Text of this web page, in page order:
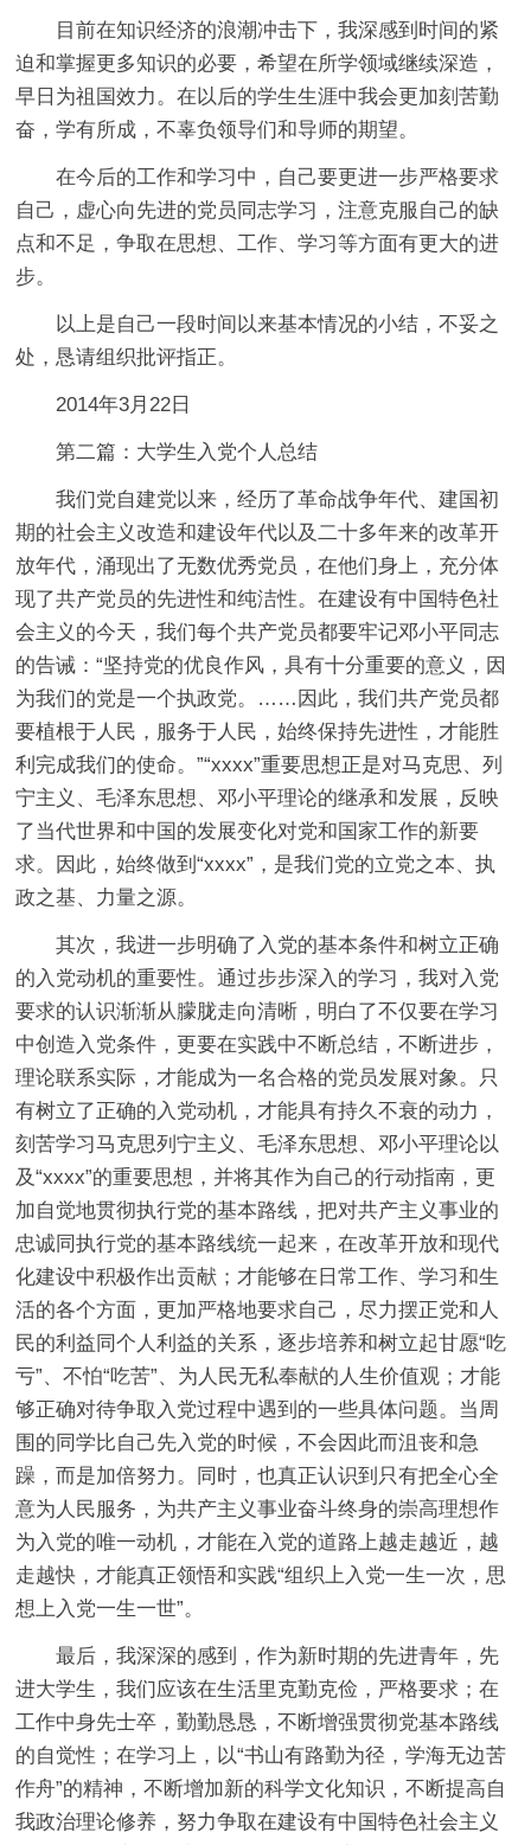
目前在知识经济的浪潮冲击下，我深感到时间的紧
迫和掌握更多知识的必要，希望在所学领域继续深造，
早日为祖国效力。在以后的学生生涯中我会更加刻苦勤
奋，学有所成，不辜负领导们和导师的期望。
在今后的工作和学习中，自己要更进一步严格要求
自己，虚心向先进的党员同志学习，注意克服自己的缺
点和不足，争取在思想、工作、学习等方面有更大的进
步。
以上是自己一段时间以来基本情况的小结，不妥之
处，恳请组织批评指正。
2014年3月22日
第二篇：大学生入党个人总结
我们党自建党以来，经历了革命战争年代、建国初
期的社会主义改造和建设年代以及二十多年来的改革开
放年代，涌现出了无数优秀党员，在他们身上，充分体
现了共产党员的先进性和纯洁性。在建设有中国特色社
会主义的今天，我们每个共产党员都要牢记邓小平同志
的告诫：“坚持党的优良作风，具有十分重要的意义，因
为我们的党是一个执政党。……因此，我们共产党员都
要植根于人民，服务于人民，始终保持先进性，才能胜
利完成我们的使命。”“xxxx”重要思想正是对马克思、列
宁主义、毛泽东思想、邓小平理论的继承和发展，反映
了当代世界和中国的发展变化对党和国家工作的新要
求。因此，始终做到“xxxx”，是我们党的立党之本、执
政之基、力量之源。
其次，我进一步明确了入党的基本条件和树立正确
的入党动机的重要性。通过步步深入的学习，我对入党
要求的认识渐渐从朦胧走向清晰，明白了不仅要在学习
中创造入党条件，更要在实践中不断总结，不断进步，
理论联系实际，才能成为一名合格的党员发展对象。只
有树立了正确的入党动机，才能具有持久不衰的动力，
刻苦学习马克思列宁主义、毛泽东思想、邓小平理论以
及“xxxx”的重要思想，并将其作为自己的行动指南，更
加自觉地贯彻执行党的基本路线，把对共产主义事业的
忠诚同执行党的基本路线统一起来，在改革开放和现代
化建设中积极作出贡献；才能够在日常工作、学习和生
活的各个方面，更加严格地要求自己，尽力摆正党和人
民的利益同个人利益的关系，逐步培养和树立起甘愿“吃
亏”、不怕“吃苦”、为人民无私奉献的人生价值观；才能
够正确对待争取入党过程中遇到的一些具体问题。当周
围的同学比自己先入党的时候，不会因此而沮丧和急
躁，而是加倍努力。同时，也真正认识到只有把全心全
意为人民服务，为共产主义事业奋斗终身的崇高理想作
为入党的唯一动机，才能在入党的道路上越走越近，越
走越快，才能真正领悟和实践“组织上入党一生一次，思
想上入党一生一世”。
最后，我深深的感到，作为新时期的先进青年，先
进大学生，我们应该在生活里克勤克俭，严格要求；在
工作中身先士卒，勤勤恳恳，不断增强贯彻党基本路线
的自觉性；在学习上，以“书山有路勤为径，学海无边苦
作舟”的精神，不断增加新的科学文化知识，不断提高自
我政治理论修养，努力争取在建设有中国特色社会主义